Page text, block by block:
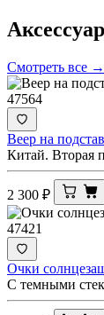
Смотреть все →
47564
Веер на
Китай. Вторая
2 300 ₽
47421
Очки
С темными